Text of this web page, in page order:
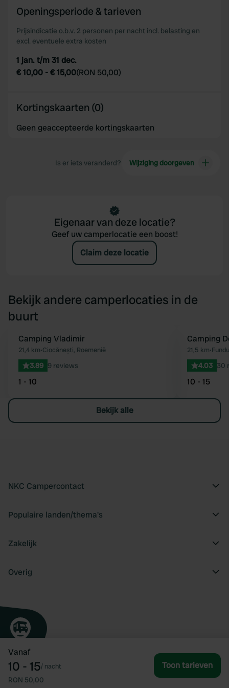
Vanaf
10 - 15/ nacht
RON 50,00
Toon tarieven
Openingsperiode & tarieven
Prijsindicatie o.b.v. 2 personen per nacht incl. belasting en
excl. eventuele extra kosten
1 jan. t/m 31 dec.
€ 10,00 -€ 15,00(RON 50,00)
Kortingskaarten (0)
Geen geaccepteerde kortingskaarten
Is er iets veranderd? Wijziging doorgeven
Eigenaar van deze locatie?
Geef uw camperlocatie een boost!
Claim deze locatie
Bekijk andere camperlocaties in de
buurt
Favoriet
Camping Vladimir
21,4 km•Ciocănești, Roemenië
3.89 9 reviews
1 - 10
Camping
21,5 km•
4.03 30
10 - 15
Bekijk alle
NKC Campercontact
Populaire landen/thema's
Zakelijk
Overig